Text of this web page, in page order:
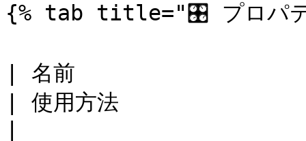
{% tab title="🎛️ プロパ
| 名前
| 使用方法